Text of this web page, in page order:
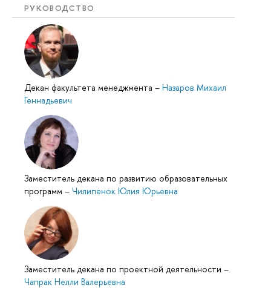
РУКОВОДСТВО
Декан факультета менеджмента – Назаров Михаил
Геннадьевич
Заместитель декана по развитию образовательных
программ – Чилипенок Юлия Юрьевна
Заместитель декана по проектной деятельности –
Чапрак Нелли Валерьевна